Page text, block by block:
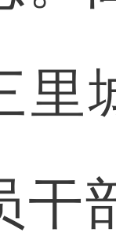
里
干